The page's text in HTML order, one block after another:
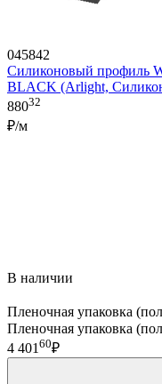
045842
Силиконовый профиль
BLACK (Arlight,
88032
₽/м
В наличии
Пленочная упаковка
Пленочная упаковка
4 40160₽